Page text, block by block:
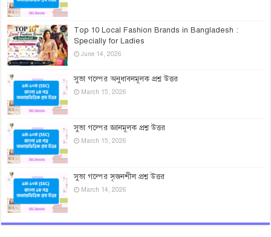
Top 10 Local Fashion Brands in Bangladesh :
Specially for Ladies
June 14, 2026
সুভা গল্পের অনুধাবনমূলক প্রশ্ন উত্তর
March 15, 2026
সুভা গল্পের জ্ঞানমূলক প্রশ্ন উত্তর
March 15, 2026
সুভা গল্পের সৃজনশীল প্রশ্ন উত্তর
March 14, 2026